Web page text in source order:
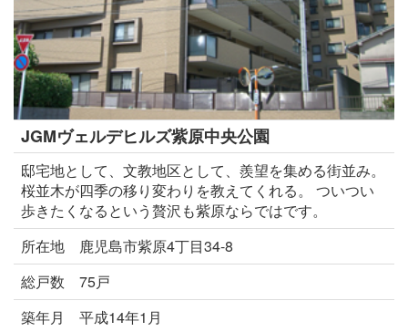
JGMヴェルデヒルズ紫原中央公園
邸宅地として、文教地区として、羨望を集める街並み。
桜並木が四季の移り変わりを教えてくれる。 ついつい
歩きたくなるという贅沢も紫原ならではです。
所在地 鹿児島市紫原4丁目34-8
総戸数 75戸
築年月 平成14年1月